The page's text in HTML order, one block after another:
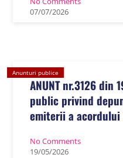
07/07/2026
Anunturi publice
ANUNT nr.3126 din
public privind
emiterii a acordului
No Comments
19/05/2026